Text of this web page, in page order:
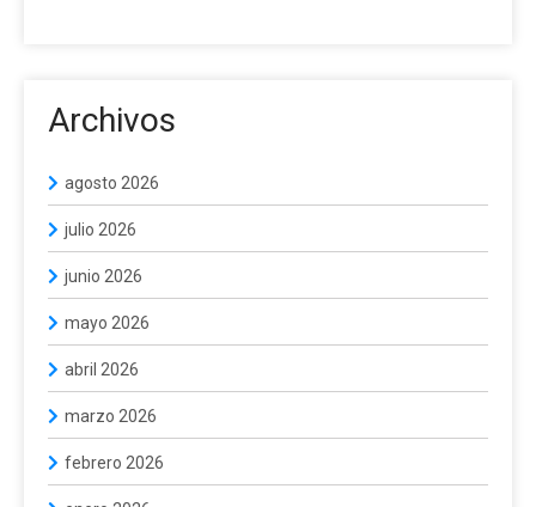
Archivos
agosto 2026
julio 2026
junio 2026
mayo 2026
abril 2026
marzo 2026
febrero 2026